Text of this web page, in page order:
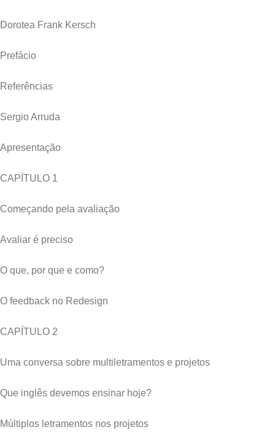
Dorotea Frank Kersch
Prefácio
Referências
Sergio Arruda
Apresentação
CAPÍTULO 1
Começando pela avaliação
Avaliar é preciso
O que, por que e como?
O feedback no Redesign
CAPÍTULO 2
Uma conversa sobre multiletramentos e projetos
Que inglês devemos ensinar hoje?
Múltiplos letramentos nos projetos